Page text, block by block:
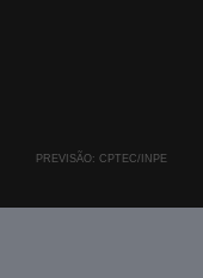
PREVISÃO: CPTEC/INPE